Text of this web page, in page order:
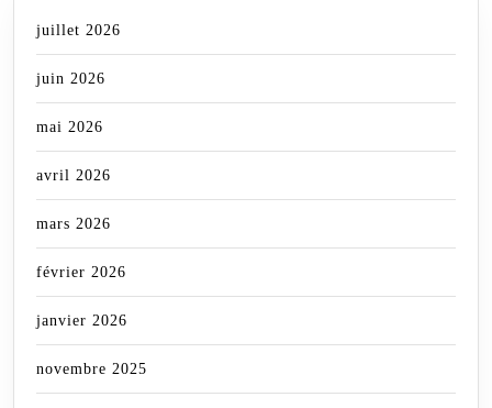
juillet 2026
juin 2026
mai 2026
avril 2026
mars 2026
février 2026
janvier 2026
novembre 2025